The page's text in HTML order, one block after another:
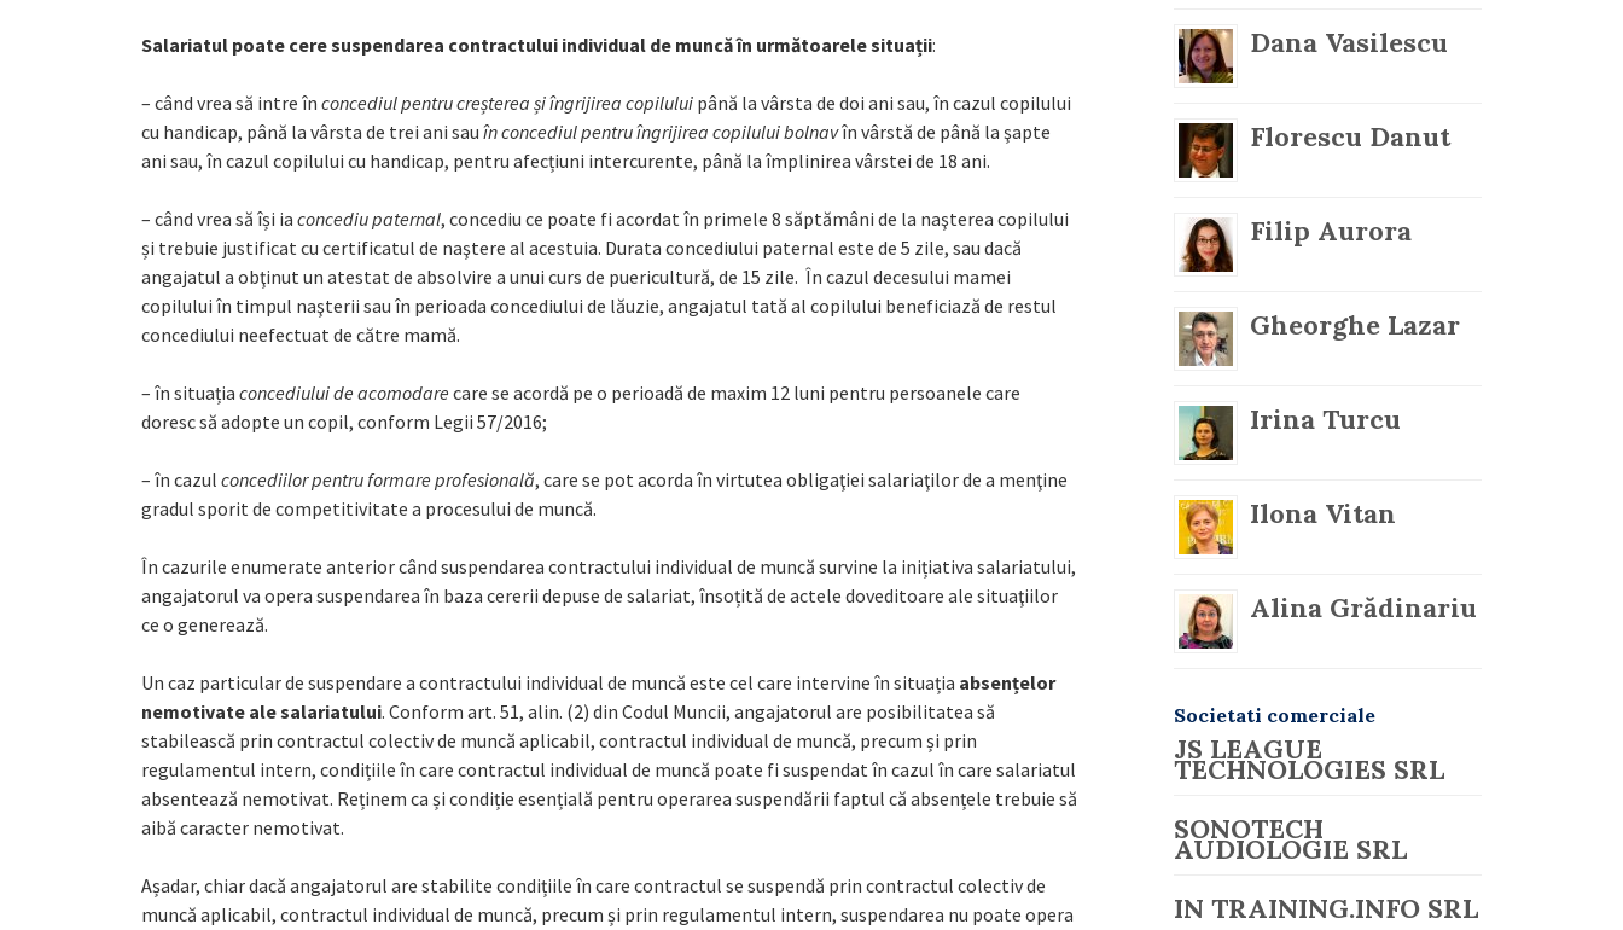
Salariatul poate cere suspendarea contractului individual de muncă în următoarele situații:
– când vrea să intre în concediul pentru creșterea și îngrijirea copilului până la vârsta de doi ani sau, în cazul copilului
cu handicap, până la vârsta de trei ani sau în concediul pentru îngrijirea copilului bolnavîn vârstă de până la şapte
ani sau, în cazul copilului cu handicap, pentru afecțiuni intercurente, până la împlinirea vârstei de 18 ani.
– când vrea să își ia concediu paternal, concediu ce poate fi acordat în primele 8 săptămâni de la naşterea copilului
și trebuie justificat cu certificatul de naştere al acestuia. Durata concediului paternal este de 5 zile, sau dacă
angajatul a obţinut un atestat de absolvire a unui curs de puericultură, de 15 zile. În cazul decesului mamei
copilului în timpul naşterii sau în perioada concediului de lăuzie, angajatul tată al copilului beneficiază de restul
concediului neefectuat de către mamă.
– în situația concediului de acomodare care se acordă pe o perioadă de maxim 12 luni pentru persoanele care
doresc să adopte un copil, conform Legii 57/2016;
– în cazul concediilor pentru formare profesională, care se pot acorda în virtutea obligaţiei salariaţilor de a menţine
gradul sporit de competitivitate a procesului de muncă.
În cazurile enumerate anterior când suspendarea contractului individual de muncă survine la inițiativa salariatului,
angajatorul va opera suspendarea în baza cererii depuse de salariat, însoțită de actele doveditoare ale situaţiilor
ce o generează.
Un caz particular de suspendare a contractului individual de muncă este cel care intervine în situația absențelor
nemotivate ale salariatului. Conform art. 51, alin. (2) din Codul Muncii, angajatorul are posibilitatea să
stabilească prin contractul colectiv de muncă aplicabil, contractul individual de muncă, precum și prin
regulamentul intern, condițiile în care contractul individual de muncă poate fi suspendat în cazul în care salariatul
absentează nemotivat. Reținem ca și condiție esențială pentru operarea suspendării faptul că absențele trebuie să
aibă caracter nemotivat.
Așadar, chiar dacă angajatorul are stabilite condițiile în care contractul se suspendă prin contractul colectiv de
muncă aplicabil, contractul individual de muncă, precum și prin regulamentul intern, suspendarea nu poate opera
Dana Vasilescu
Florescu Danut
Filip Aurora
Gheorghe Lazar
Irina Turcu
Ilona Vitan
Alina Grădinariu
Societati comerciale
JS LEAGUE
TECHNOLOGIES SRL
SONOTECH
AUDIOLOGIE SRL
IN TRAINING.INFO SRL